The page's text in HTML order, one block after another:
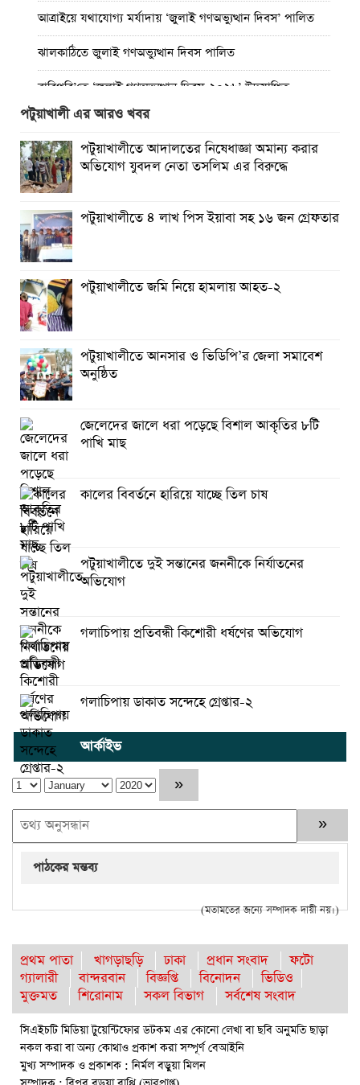
আত্রাইয়ে যথাযোগ্য মর্যাদায় ‘জুলাই গণঅভ্যুত্থান দিবস’ পালিত
ঝালকাঠিতে জুলাই গণঅভ্যুত্থান দিবস পালিত
রাবিপ্রবি’তে ‘জুলাই গণঅভ্যুত্থান দিবস-২০২৬’ উদযাপিত
প্রত্যেক অপরাধীর বিচার এ দেশেই হবে, সে যত শক্তিশালীই হোক
না কেন”-চট্টগ্রামে জুলাই গণঅভ্যুত্থান দিবসে ব্যারিস্টার মীর হেলাল
গণঅভ্যুত্থানের অর্জন আজ রাজনৈতিক মাফিয়া ও দুর্বৃত্তায়নের
খপ্পরে : আবু হাসান টিপু
রাঙামাটিতে “ফিরে দেখা রক্তঝরা জুলাই-আগস্ট প্রত্যাশা আর প্রাপ্তি
শীর্ষক “কথকতা” অনুষ্ঠান অনুষ্ঠিত
ছুটির রাতে খোলা ভূমি অফিস, ভেতরে তহশিলদার
পটুয়াখালী এর আরও খবর
পটুয়াখালীতে আদালতের নিষেধাজ্ঞা অমান্য করার
অভিযোগ যুবদল নেতা তসলিম এর বিরুদ্ধে
পটুয়াখালীতে ৪ লাখ পিস ইয়াবা সহ ১৬ জন গ্রেফতার
পটুয়াখালীতে জমি নিয়ে হামলায় আহত-২
পটুয়াখালীতে আনসার ও ভিডিপি’র জেলা সমাবেশ
অনুষ্ঠিত
জেলেদের জালে ধরা পড়েছে বিশাল আকৃতির ৮টি
পাখি মাছ
কালের বিবর্তনে হারিয়ে যাচ্ছে তিল চাষ
পটুয়াখালীতে দুই সন্তানের জননীকে নির্যাতনের
অভিযোগ
গলাচিপায় প্রতিবন্ধী কিশোরী ধর্ষণের অভিযোগ
গলাচিপায় ডাকাত সন্দেহে গ্রেপ্তার-২
আর্কাইভ
পাঠকের মন্তব্য
(মতামতের জন্যে সম্পাদক দায়ী নয়।)
প্রথম পাতা খাগড়াছড়ি ঢাকা প্রধান সংবাদ
ফটো
গ্যালারী
বান্দরবান বিজ্ঞপ্তি বিনোদন
ভিডিও
মুক্তমত
শিরোনাম সকল বিভাগ সর্বশেষ সংবাদ
সিএইচটি মিডিয়া টুয়েন্টিফোর ডটকম এর কোনো লেখা বা ছবি অনুমতি ছাড়া
নকল করা বা অন্য কোথাও প্রকাশ করা সম্পূর্ণ বেআইনি
মুখ্য সম্পাদক ও প্রকাশক : নির্মল বড়ুয়া মিলন